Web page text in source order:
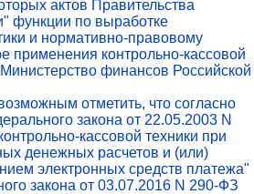
актов Правительства
функции по выработке
и нормативно-правовому
применения контрольно-кассовой
финансов Российской
отметить, что согласно
закона от 22.05.2003 N
кассовой техники при
денежных расчетов и (или)
электронных средств платежа"
закона от 03.07.2016 N 290-ФЗ